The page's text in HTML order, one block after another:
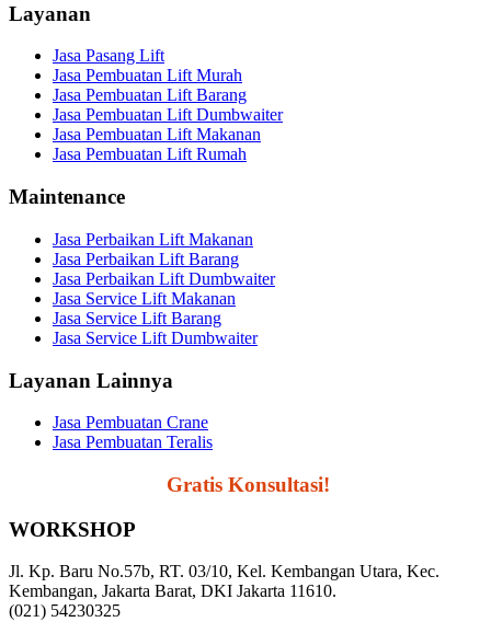
Layanan
Jasa Pasang Lift
Jasa Pembuatan Lift Murah
Jasa Pembuatan Lift Barang
Jasa Pembuatan Lift Dumbwaiter
Jasa Pembuatan Lift Makanan
Jasa Pembuatan Lift Rumah
Maintenance
Jasa Perbaikan Lift Makanan
Jasa Perbaikan Lift Barang
Jasa Perbaikan Lift Dumbwaiter
Jasa Service Lift Makanan
Jasa Service Lift Barang
Jasa Service Lift Dumbwaiter
Layanan Lainnya
Jasa Pembuatan Crane
Jasa Pembuatan Teralis
Gratis Konsultasi!
WORKSHOP
Jl. Kp. Baru No.57b, RT. 03/10, Kel. Kembangan Utara, Kec.
Kembangan, Jakarta Barat, DKI Jakarta 11610.
(021) 54230325